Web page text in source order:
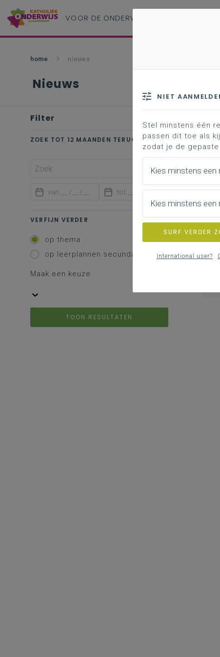
VOOR DE ONDERWIJS
home nieuws
Nieuws
Filter
ZOEK TOT 12 MAANDEN TERUG
VERFIJN VERDER
op thema
op leerplannen secundair
Maak een keuze
TOON RESULTATEN
NIET
Stel minstens één
passen dit toe als
zodat je de gepaste
Kies minstens een
Kies minstens een
SURF VERDER
International user?